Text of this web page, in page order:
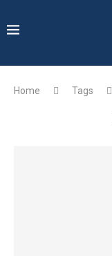
Home Tags